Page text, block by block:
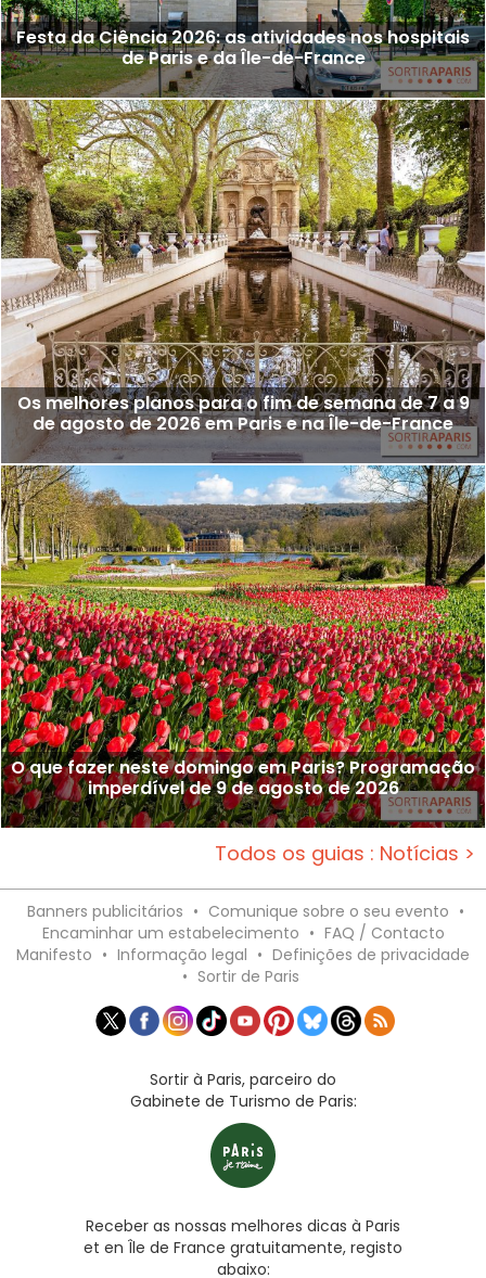
Festa da Ciência 2026: as atividades nos hospitais
de Paris e da Île-de-France
Os melhores planos para o fim de semana de 7 a 9
de agosto de 2026 em Paris e na Île-de-France
O que fazer neste domingo em Paris? Programação
imperdível de 9 de agosto de 2026
Todos os guias : Notícias >
Banners publicitários • Comunique sobre o seu evento •
Encaminhar um estabelecimento • FAQ / Contacto
Manifesto • Informação legal • Definições de privacidade
• Sortir de Paris
Sortir à Paris, parceiro do
Gabinete de Turismo de Paris:
Receber as nossas melhores dicas à Paris
et en Île de France gratuitamente, registo
abaixo: